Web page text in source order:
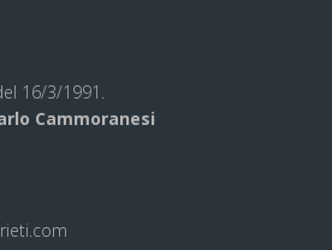
16/3/1991.
Cammoranesi